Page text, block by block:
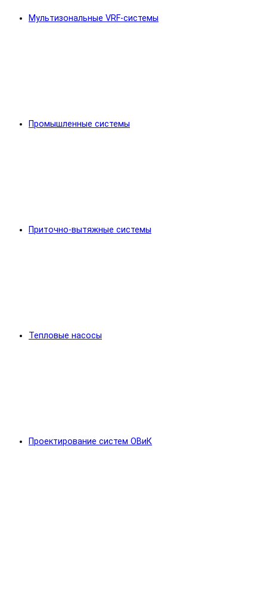
Мультизональные VRF-системы
Промышленные системы
Приточно-вытяжные системы
Тепловые насосы
Проектирование систем ОВиК